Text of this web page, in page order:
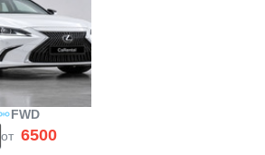
FWD
от 6500